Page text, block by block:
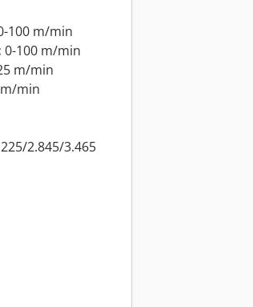
100 m/min
0-100 m/min
m/min
min
2.845/3.465